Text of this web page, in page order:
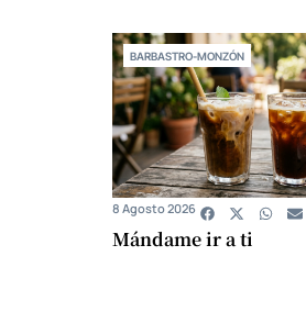
BARBASTRO-MONZÓN
Mándame ir a ti
8 Agosto 2026